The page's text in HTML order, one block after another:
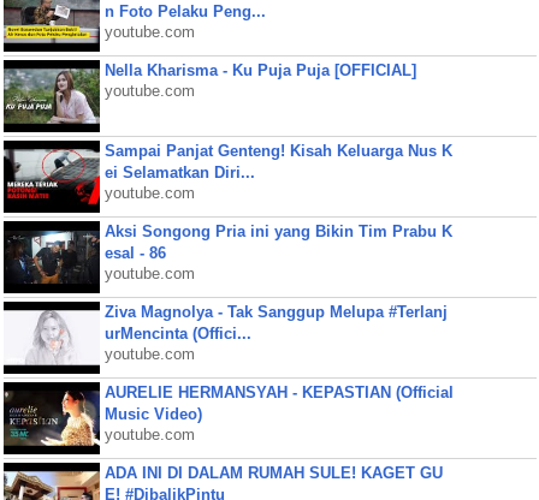
n Foto Pelaku Peng...
youtube.com
Nella Kharisma - Ku Puja Puja [OFFICIAL]
youtube.com
Sampai Panjat Genteng! Kisah Keluarga Nus K
ei Selamatkan Diri...
youtube.com
Aksi Songong Pria ini yang Bikin Tim Prabu K
esal - 86
youtube.com
Ziva Magnolya - Tak Sanggup Melupa #Terlanj
urMencinta (Offici...
youtube.com
AURELIE HERMANSYAH - KEPASTIAN (Official
Music Video)
youtube.com
ADA INI DI DALAM RUMAH SULE! KAGET GU
E! #DibalikPintu